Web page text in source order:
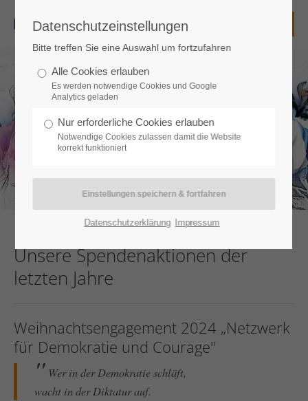
Login
Passwort
Register|Lost your password?
Support
24h/ 365days
Unsere Spendenaktionen der
letzten Jahre
Weihnachtsengagement 2024 „Netzwerk
für Demokratie und Courage"
Wer in der Demokratie schläft,
wacht in der Diktatur auf.
Datenschutzeinstellungen
Bitte treffen Sie eine Auswahl um fortzufahren
Alle Cookies erlauben
Es werden notwendige Cookies und Google
Analytics geladen
Nur erforderliche Cookies erlauben
Notwendige Cookies zulassen damit die Website
korrekt funktioniert
Datenschutzerklärung Impressum